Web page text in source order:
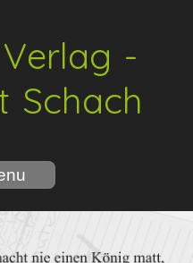
-
Schach